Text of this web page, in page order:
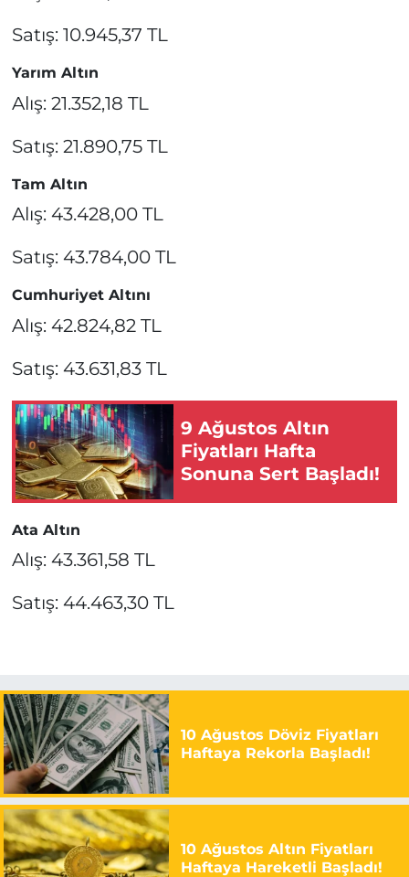
Satış: 10.945,37 TL
Yarım Altın
Alış: 21.352,18 TL
Satış: 21.890,75 TL
Tam Altın
Alış: 43.428,00 TL
Satış: 43.784,00 TL
Cumhuriyet Altını
Alış: 42.824,82 TL
Satış: 43.631,83 TL
9 Ağustos Altın
Fiyatları Hafta
Sonuna Sert Başladı!
Ata Altın
Alış: 43.361,58 TL
Satış: 44.463,30 TL
10 Ağustos Döviz Fiyatları
Haftaya Rekorla Başladı!
10 Ağustos Altın Fiyatları
Haftaya Hareketli Başladı!